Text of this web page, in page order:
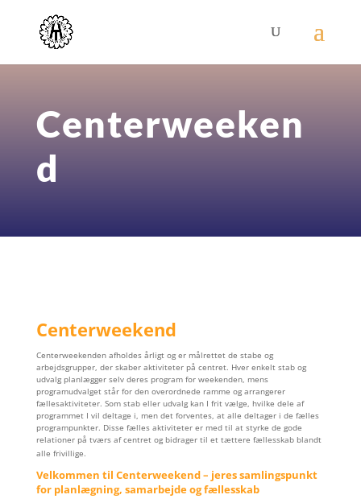
Centerweeken
d
Centerweekend
Centerweekenden afholdes årligt og er målrettet de stabe og
arbejdsgrupper, der skaber aktiviteter på centret. Hver enkelt stab og
udvalg planlægger selv deres program for weekenden, mens
programudvalget står for den overordnede ramme og arrangerer
fællesaktiviteter. Som stab eller udvalg kan I frit vælge, hvilke dele af
programmet I vil deltage i, men det forventes, at alle deltager i de fælles
programpunkter. Disse fælles aktiviteter er med til at styrke de gode
relationer på tværs af centret og bidrager til et tættere fællesskab blandt
alle frivillige.
Velkommen til Centerweekend – jeres samlingspunkt
for planlægning, samarbejde og fællesskab